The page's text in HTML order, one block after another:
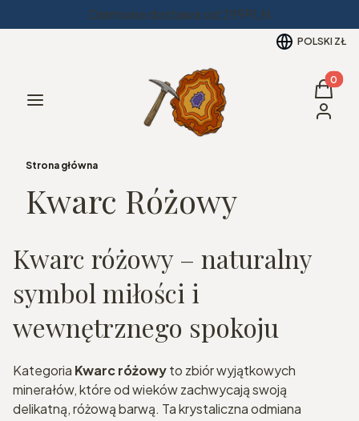
Darmowa dostawa od 299PLN
POLSKI ZŁ
Menu
Koszyk
Strona główna
Kwarc Różowy
Kwarc różowy – naturalny
symbol miłości i
wewnętrznego spokoju
Kategoria Kwarc różowyto zbiór wyjątkowych
minerałów, które od wieków zachwycają swoją
delikatną, różową barwą. Ta krystaliczna odmiana